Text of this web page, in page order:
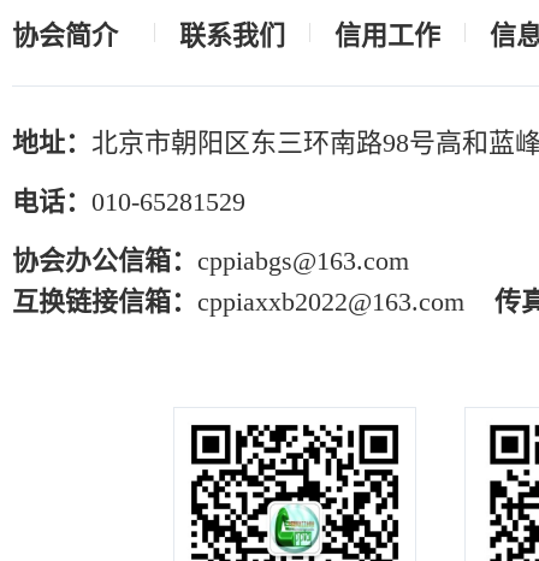
协会简介 联系我们 信用工作 信
地址： 北京市朝阳区东三环南路98号高和蓝
电话： 010-65281529
协会办公信箱： cppiabgs@163.com
互换链接信箱： cppiaxxb2022@163.com 传